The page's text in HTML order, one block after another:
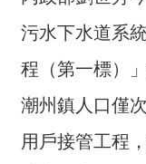
本
部
簡
介
主
污水下水道系
程（第一標）
潮州鎮人口僅
用戶接管工程